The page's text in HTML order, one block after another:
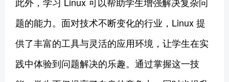
题的能力。面对技术不断变化的行业，Linux 提
供了丰富的工具与灵活的应用环境，让学生在实
践中体验到问题解决的乐趣。通过掌握这一技